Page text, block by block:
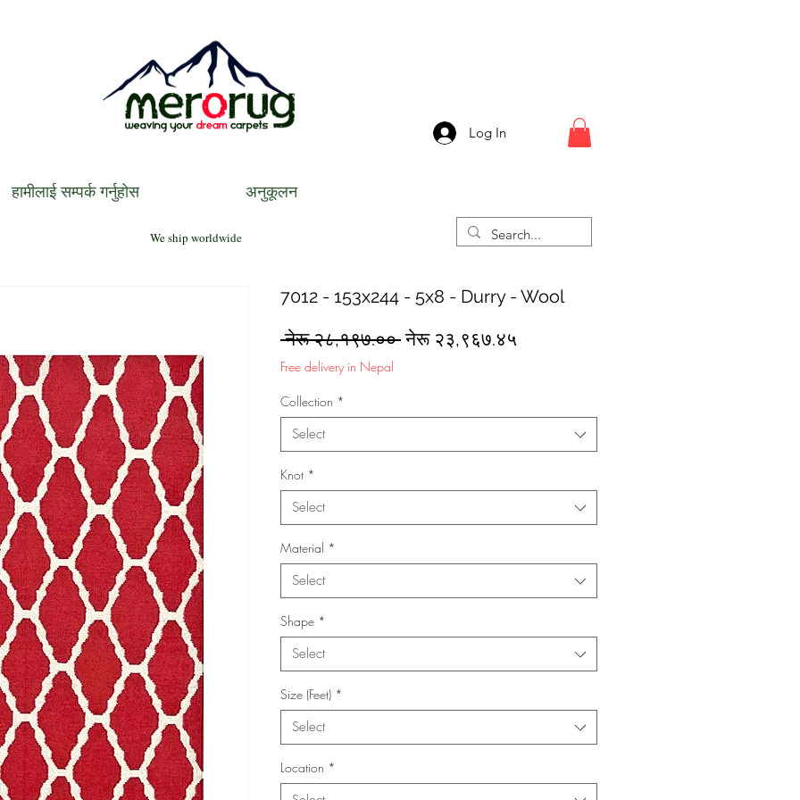
Log In
हामीलाई सम्पर्क गर्नुहोस अनुकूलन
We ship worldwide
7012 - 153x244 - 5x8 - Durry - Wool
नेरू २८,१९७.०० Regular
नेरू २३,९६७.४५
Free delivery in Nepal
Collection *
Select
Knot *
Select
Material *
Select
Shape *
Select
Size (Feet) *
Select
Location *